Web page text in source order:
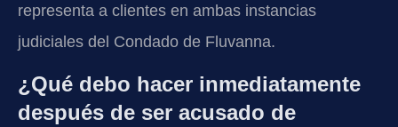
representa a clientes en ambas instancias
judiciales del Condado de Fluvanna.
¿Qué debo hacer inmediatamente
después de ser acusado de